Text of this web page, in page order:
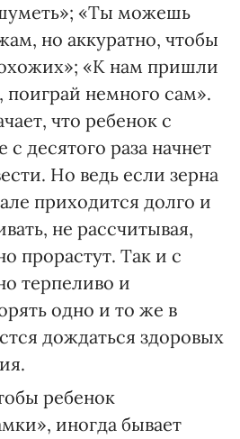
«Ты можешь
но аккуратно, чтобы
«К нам пришли
поиграй немного сам».
что ребенок с
десятого раза начнет
Но ведь если зерна
приходится долго и
не рассчитывая,
прорастут. Так и с
терпеливо и
одно и то же в
дождаться здоровых
ребенок
иногда бывает